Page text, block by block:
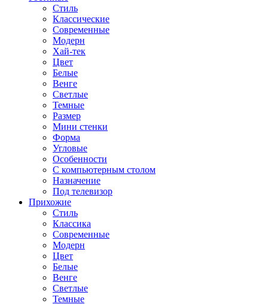
Стиль
Классические
Современные
Модерн
Хай-тек
Цвет
Белые
Венге
Светлые
Темные
Размер
Мини стенки
Форма
Угловые
Особенности
С компьютерным столом
Назначение
Под телевизор
Прихожие
Стиль
Классика
Современные
Модерн
Цвет
Белые
Венге
Светлые
Темные